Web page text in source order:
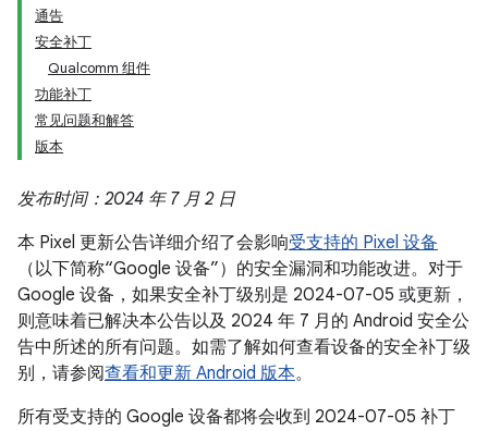
通告
安全补丁
Qualcomm 组件
功能补丁
常见问题和解答
版本
发布时间：2024 年 7 月 2 日
本 Pixel 更新公告详细介绍了会影响受支持的 Pixel 设备
（以下简称“Google 设备”）的安全漏洞和功能改进。对于
Google 设备，如果安全补丁级别是 2024-07-05 或更新，
则意味着已解决本公告以及 2024 年 7 月的 Android 安全公
告中所述的所有问题。如需了解如何查看设备的安全补丁级
别，请参阅查看和更新 Android 版本。
所有受支持的 Google 设备都将会收到 2024-07-05 补丁